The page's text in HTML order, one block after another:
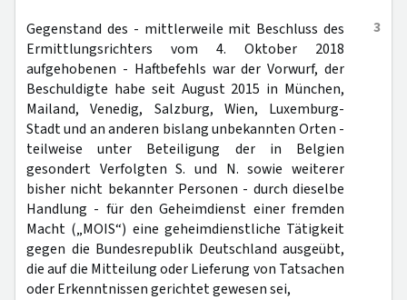
3
Gegenstand des - mittlerweile mit Beschluss des
Ermittlungsrichters vom 4. Oktober 2018
aufgehobenen - Haftbefehls war der Vorwurf, der
Beschuldigte habe seit August 2015 in München,
Mailand, Venedig, Salzburg, Wien, Luxemburg-
Stadt und an anderen bislang unbekannten Orten -
teilweise unter Beteiligung der in Belgien
gesondert Verfolgten S. und N. sowie weiterer
bisher nicht bekannter Personen - durch dieselbe
Handlung - für den Geheimdienst einer fremden
Macht („MOIS“) eine geheimdienstliche Tätigkeit
gegen die Bundesrepublik Deutschland ausgeübt,
die auf die Mitteilung oder Lieferung von Tatsachen
oder Erkenntnissen gerichtet gewesen sei,